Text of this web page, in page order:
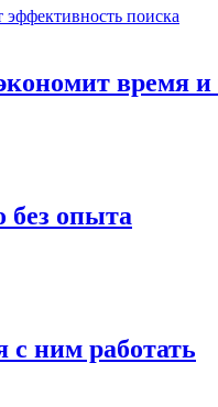
время
без опыта
ним работать